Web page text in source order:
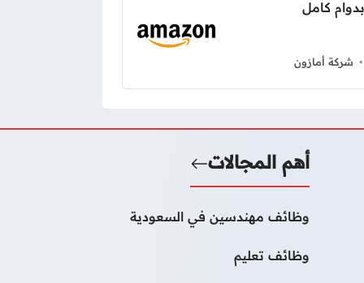
شركة أمازون
أهم المجالات
وظائف مهندسين في السعودية
وظائف تعليم